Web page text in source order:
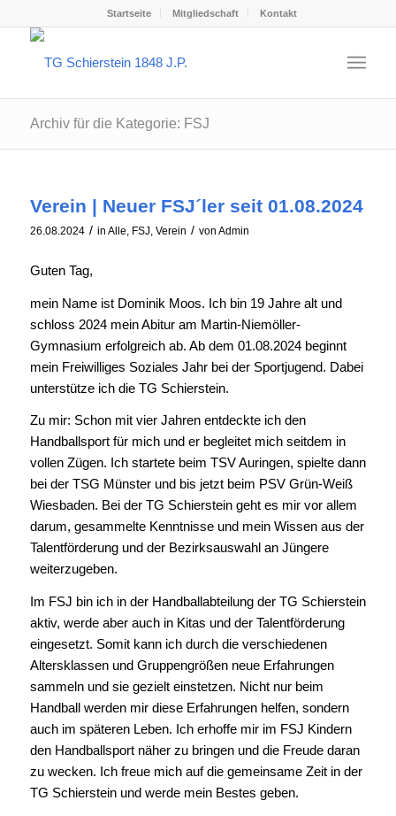
Startseite Mitgliedschaft Kontakt
Archiv für die Kategorie: FSJ
Verein | Neuer FSJ´ler seit 01.08.2024
26.08.2024 / in Alle, FSJ, Verein / von Admin
Guten Tag,
mein Name ist Dominik Moos. Ich bin 19 Jahre alt und
schloss 2024 mein Abitur am Martin-Niemöller-
Gymnasium erfolgreich ab. Ab dem 01.08.2024 beginnt
mein Freiwilliges Soziales Jahr bei der Sportjugend. Dabei
unterstütze ich die TG Schierstein.
Zu mir: Schon mit vier Jahren entdeckte ich den
Handballsport für mich und er begleitet mich seitdem in
vollen Zügen. Ich startete beim TSV Auringen, spielte dann
bei der TSG Münster und bis jetzt beim PSV Grün-Weiß
Wiesbaden. Bei der TG Schierstein geht es mir vor allem
darum, gesammelte Kenntnisse und mein Wissen aus der
Talentförderung und der Bezirksauswahl an Jüngere
weiterzugeben.
Im FSJ bin ich in der Handballabteilung der TG Schierstein
aktiv, werde aber auch in Kitas und der Talentförderung
eingesetzt. Somit kann ich durch die verschiedenen
Altersklassen und Gruppengrößen neue Erfahrungen
sammeln und sie gezielt einstetzen. Nicht nur beim
Handball werden mir diese Erfahrungen helfen, sondern
auch im späteren Leben. Ich erhoffe mir im FSJ Kindern
den Handballsport näher zu bringen und die Freude daran
zu wecken. Ich freue mich auf die gemeinsame Zeit in der
TG Schierstein und werde mein Bestes geben.